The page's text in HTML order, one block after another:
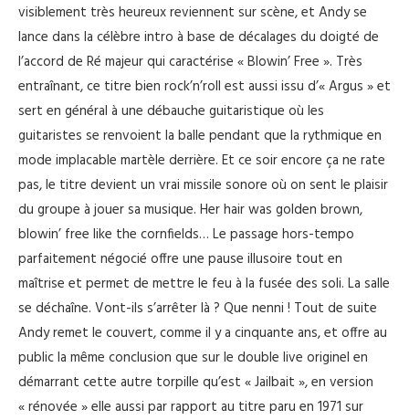
visiblement très heureux reviennent sur scène, et Andy se
lance dans la célèbre intro à base de décalages du doigté de
l’accord de Ré majeur qui caractérise « Blowin’ Free ». Très
entraînant, ce titre bien rock’n’roll est aussi issu d’« Argus » et
sert en général à une débauche guitaristique où les
guitaristes se renvoient la balle pendant que la rythmique en
mode implacable martèle derrière. Et ce soir encore ça ne rate
pas, le titre devient un vrai missile sonore où on sent le plaisir
du groupe à jouer sa musique. Her hair was golden brown,
blowin’ free like the cornfields… Le passage hors-tempo
parfaitement négocié offre une pause illusoire tout en
maîtrise et permet de mettre le feu à la fusée des soli. La salle
se déchaîne. Vont-ils s’arrêter là ? Que nenni ! Tout de suite
Andy remet le couvert, comme il y a cinquante ans, et offre au
public la même conclusion que sur le double live originel en
démarrant cette autre torpille qu’est « Jailbait », en version
« rénovée » elle aussi par rapport au titre paru en 1971 sur